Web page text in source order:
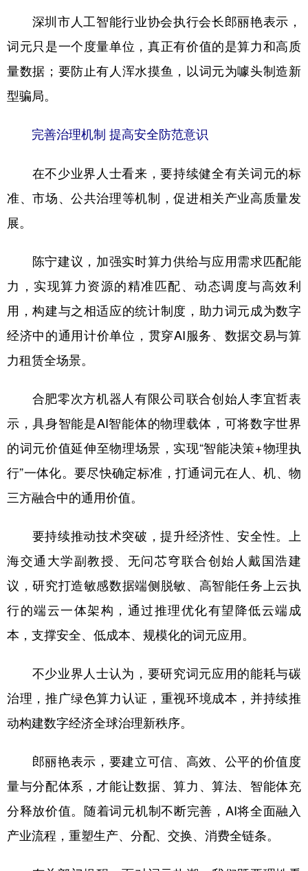
深圳市人工智能行业协会执行会长郎丽艳表示，
词元只是一个度量单位，真正有价值的是算力和高质
量数据；要防止有人浑水摸鱼，以词元为噱头制造新
型骗局。
完善治理机制 提高安全防范意识
在不少业界人士看来，要持续健全有关词元的标
准、市场、公共治理等机制，促进相关产业高质量发
展。
陈宁建议，加强实时算力供给与应用需求匹配能
力，实现算力资源的精准匹配、动态调度与高效利
用，构建与之相适应的统计制度，助力词元成为数字
经济中的通用计价单位，贯穿AI服务、数据交易与算
力租赁全场景。
合肥零次方机器人有限公司联合创始人李宜哲表
示，具身智能是AI智能体的物理载体，可将数字世界
的词元价值延伸至物理场景，实现“智能决策+物理执
行”一体化。要尽快确定标准，打通词元在人、机、物
三方融合中的通用价值。
要持续推动技术突破，提升经济性、安全性。上
海交通大学副教授、无问芯穹联合创始人戴国浩建
议，研究打造敏感数据端侧脱敏、高智能任务上云执
行的端云一体架构，通过推理优化有望降低云端成
本，支撑安全、低成本、规模化的词元应用。
不少业界人士认为，要研究词元应用的能耗与碳
治理，推广绿色算力认证，重视环境成本，并持续推
动构建数字经济全球治理新秩序。
郎丽艳表示，要建立可信、高效、公平的价值度
量与分配体系，才能让数据、算力、算法、智能体充
分释放价值。随着词元机制不断完善，AI将全面融入
产业流程，重塑生产、分配、交换、消费全链条。